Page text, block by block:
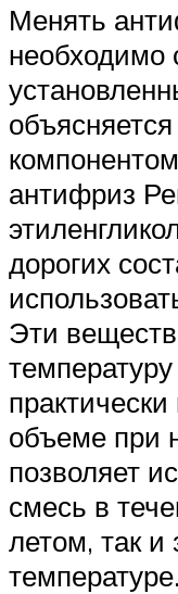
Менять
необходимо
антифриз
дорогих
Эти
объеме при
позволяет
смесь в
летом, так
температуре.